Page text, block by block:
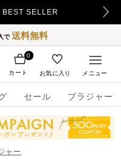
でプレゼント！
で送料無料
セール ブラジャー
カート
0
お気に入り メニュー
ャー